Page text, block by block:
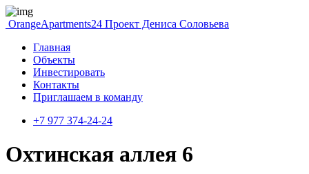
OrangeApartments24 Проект Дениса Соловьева
Главная
Объекты
Инвестировать
Контакты
Приглашаем в команду
+7 977 374-24-24
Охтинская аллея 6